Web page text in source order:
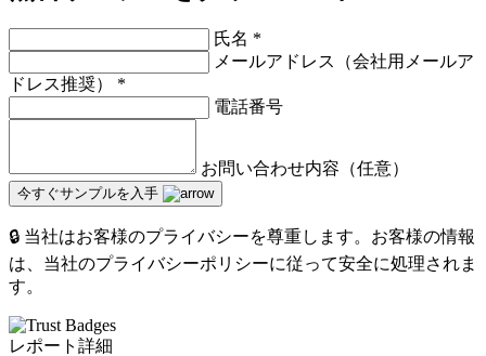
氏名 *
メールアドレス（会社用メールア
ドレス推奨） *
電話番号
お問い合わせ内容（任意）
今すぐサンプルを入手
🔒 当社はお客様のプライバシーを尊重します。お客様の情報
は、当社のプライバシーポリシーに従って安全に処理されま
す。
レポート詳細